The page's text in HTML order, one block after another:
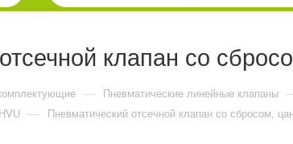
клапан со
— Пневматические линейные клапаны
— Пневматический отсечной клапан со сбросом,